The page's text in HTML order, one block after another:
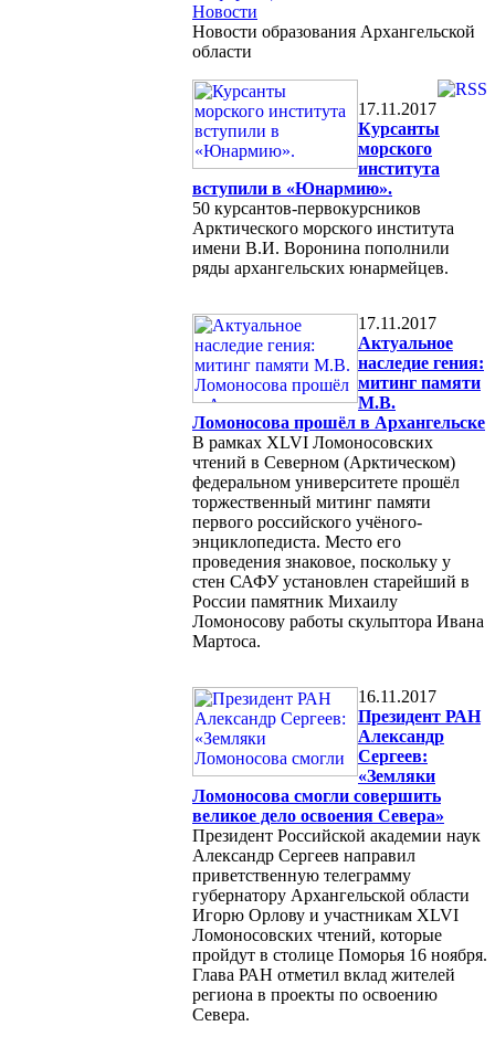
Новости
Новости образования Архангельской
области
17.11.2017
Курсанты
морского
института
вступили в «Юнармию».
50 курсантов-первокурсников
Арктического морского института
имени В.И. Воронина пополнили
ряды архангельских юнармейцев.
17.11.2017
Актуальное
наследие гения:
митинг памяти
М.В.
Ломоносова прошёл в Архангельске
В рамках XLVI Ломоносовских
чтений в Северном (Арктическом)
федеральном университете прошёл
торжественный митинг памяти
первого российского учёного-
энциклопедиста. Место его
проведения знаковое, поскольку у
стен САФУ установлен старейший в
России памятник Михаилу
Ломоносову работы скульптора Ивана
Мартоса.
16.11.2017
Президент РАН
Александр
Сергеев:
«Земляки
Ломоносова смогли совершить
великое дело освоения Севера»
Президент Российской академии наук
Александр Сергеев направил
приветственную телеграмму
губернатору Архангельской области
Игорю Орлову и участникам XLVI
Ломоносовских чтений, которые
пройдут в столице Поморья 16 ноября.
Глава РАН отметил вклад жителей
региона в проекты по освоению
Севера.